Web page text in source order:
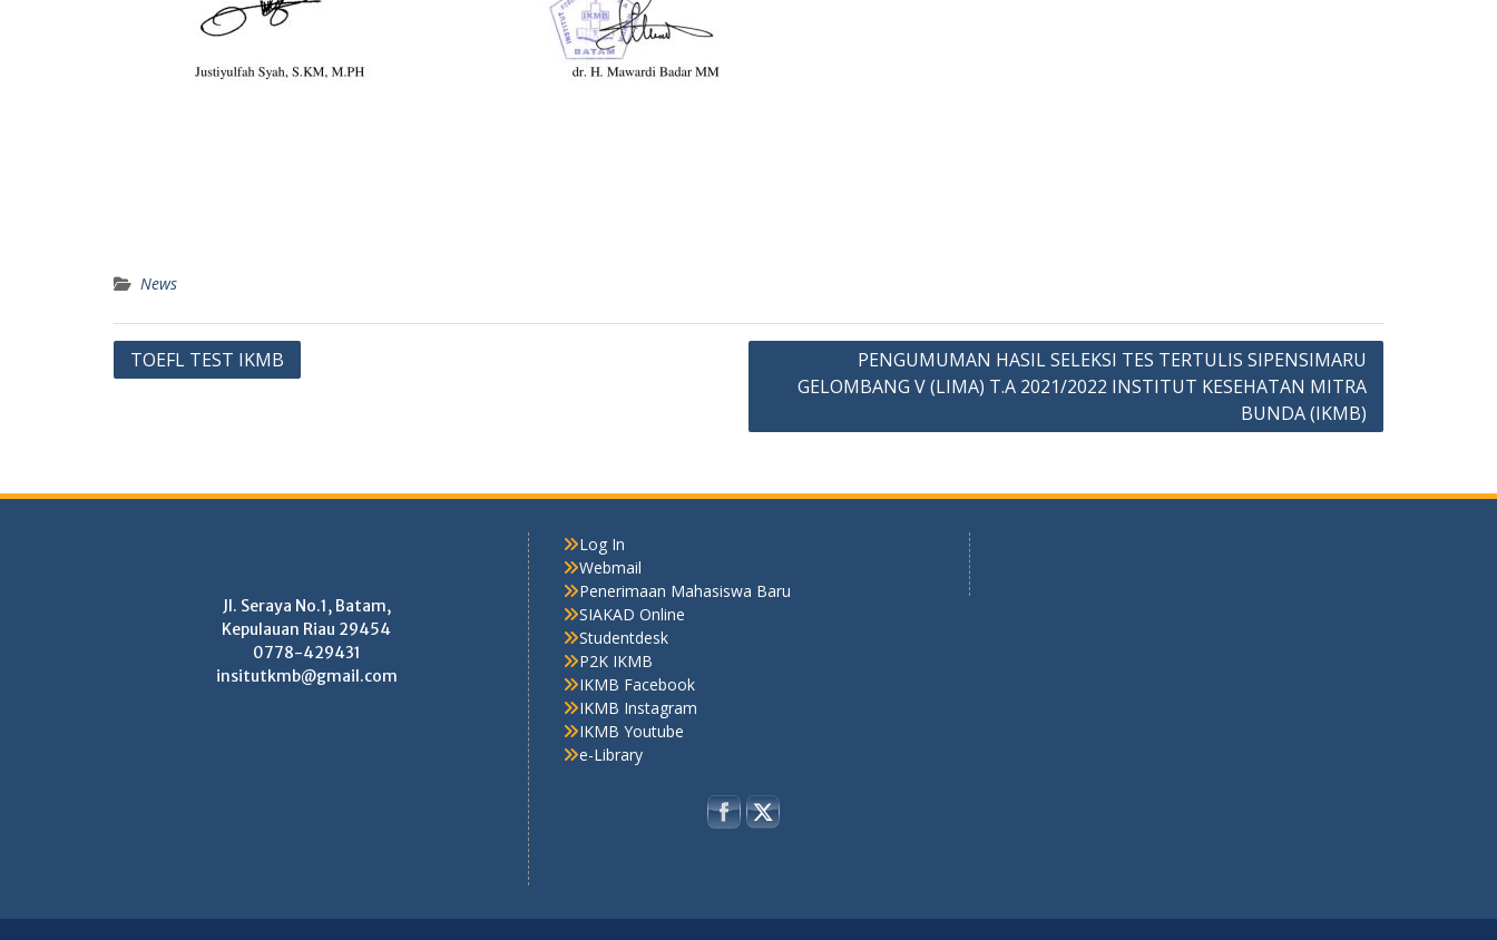
News
Post
TOEFL TEST IKMB
PENGUMUMAN HASIL SELEKSI TES TERTULIS SIPENSIMARU
GELOMBANG V (LIMA) T.A 2021/2022 INSTITUT KESEHATAN MITRA
BUNDA (IKMB)
Jl. Seraya No.1, Batam,
Kepulauan Riau 29454
0778-429431
insitutkmb@gmail.com
Log In
Webmail
Penerimaan Mahasiswa Baru
SIAKAD Online
Studentdesk
P2K IKMB
IKMB Facebook
IKMB Instagram
IKMB Youtube
e-Library